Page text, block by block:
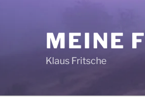
MEINE
Klaus Fritsche